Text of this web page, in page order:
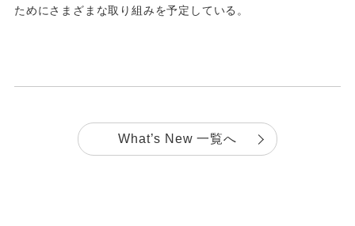
ためにさまざまな取り組みを予定している。
What’s New 一覧へ